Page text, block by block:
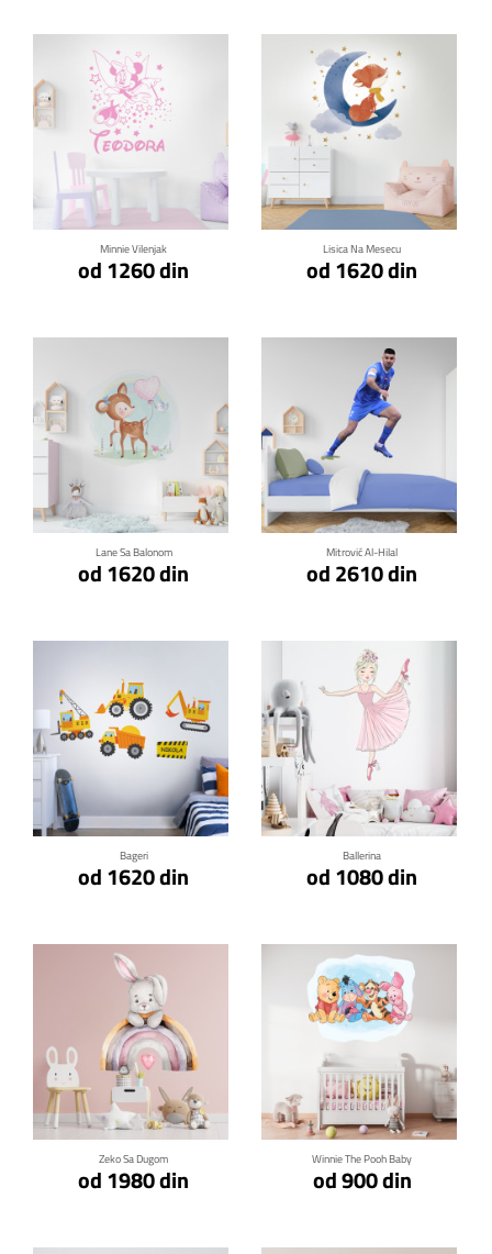
Minnie Vilenjak
od 1260 din
Klikni za detalje
Lisica Na Mesecu
od 1620 din
Klikni za detalje
Lane Sa Balonom
od 1620 din
Klikni za detalje
Mitrović Al-Hilal
od 2610 din
Klikni za detalje
Bageri
od 1620 din
Klikni za detalje
Ballerina
od 1080 din
Klikni za detalje
Zeko Sa Dugom
od 1980 din
Klikni za detalje
Winnie The Pooh Baby
od 900 din
Klikni za detalje